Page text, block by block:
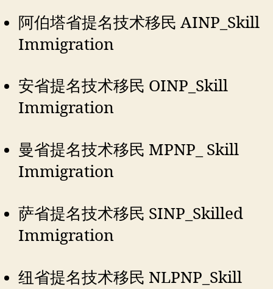
阿伯塔省提名技术移民 AINP_Skill
Immigration
安省提名技术移民 OINP_Skill
Immigration
曼省提名技术移民 MPNP_ Skill
Immigration
萨省提名技术移民 SINP_Skilled
Immigration
纽省提名技术移民 NLPNP_Skill